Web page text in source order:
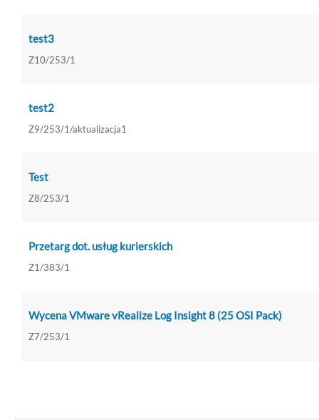
test3
Z10/253/1
test2
Z9/253/1/aktualizacja1
Test
Z8/253/1
Przetarg dot. usług kurierskich
Z1/383/1
Wycena VMware vRealize Log Insight 8 (25 OSI Pack)
Z7/253/1